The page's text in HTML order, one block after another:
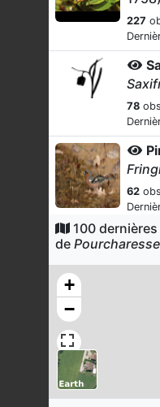
227
78
62
-
100
de
+
−